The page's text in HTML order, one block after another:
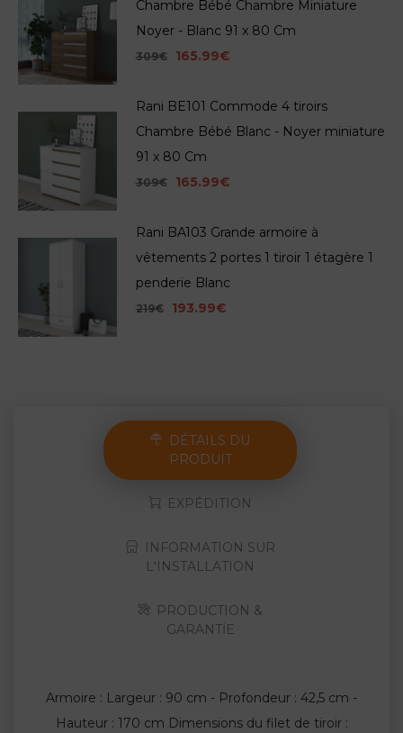
Chambre Bébé Chambre Miniature
Noyer - Blanc 91 x 80 Cm
309€ 165.99€
Rani BE101 Commode 4 tiroirs
Chambre Bébé Blanc - Noyer miniature
91 x 80 Cm
309€ 165.99€
Rani BA103 Grande armoire à
vêtements 2 portes 1 tiroir 1 étagère 1
penderie Blanc
219€ 193.99€
DÉTAILS DU
PRODUIT
EXPÉDITION
INFORMATION SUR
L'INSTALLATION
PRODUCTION &
GARANTİE
Armoire : Largeur : 90 cm - Profondeur : 42,5 cm -
Hauteur : 170 cm Dimensions du filet de tiroir :